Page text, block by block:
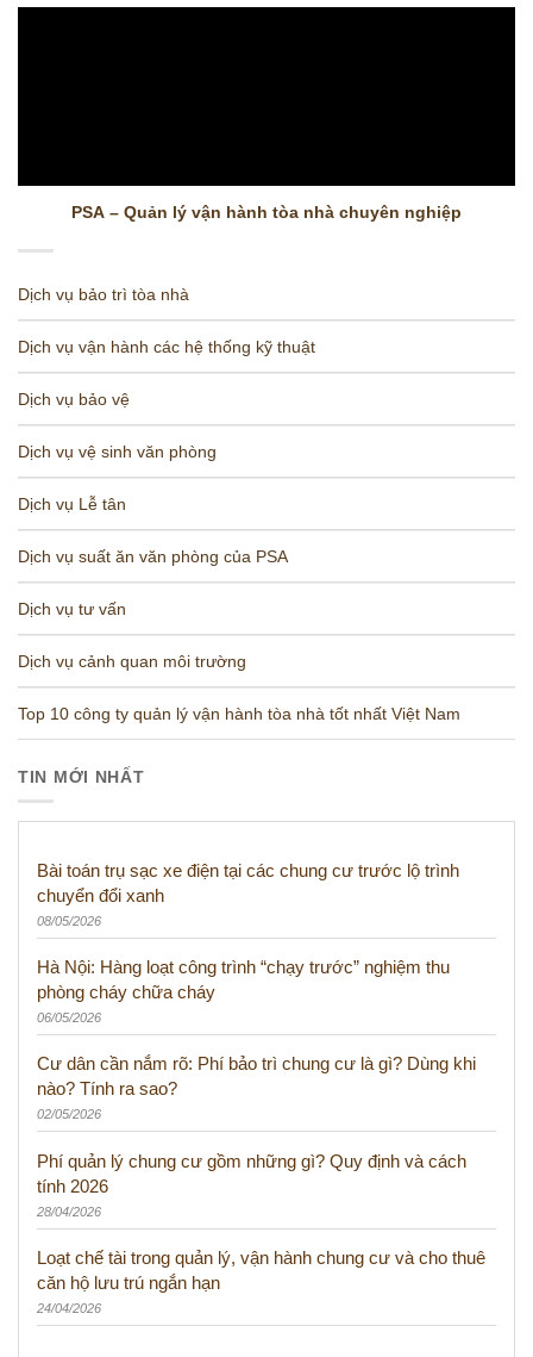
PSA – Quản lý vận hành tòa nhà chuyên nghiệp
Dịch vụ bảo trì tòa nhà
Dịch vụ vận hành các hệ thống kỹ thuật
Dịch vụ bảo vệ
Dịch vụ vệ sinh văn phòng
Dịch vụ Lễ tân
Dịch vụ suất ăn văn phòng của PSA
Dịch vụ tư vấn
Dịch vụ cảnh quan môi trường
Top 10 công ty quản lý vận hành tòa nhà tốt nhất Việt Nam
TIN MỚI NHẤT
Bài toán trụ sạc xe điện tại các chung cư trước lộ trình
chuyển đổi xanh
08/05/2026
Hà Nội: Hàng loạt công trình “chạy trước” nghiệm thu
phòng cháy chữa cháy
06/05/2026
Cư dân cần nắm rõ: Phí bảo trì chung cư là gì? Dùng khi
nào? Tính ra sao?
02/05/2026
Phí quản lý chung cư gồm những gì? Quy định và cách
tính 2026
28/04/2026
Loạt chế tài trong quản lý, vận hành chung cư và cho thuê
căn hộ lưu trú ngắn hạn
24/04/2026